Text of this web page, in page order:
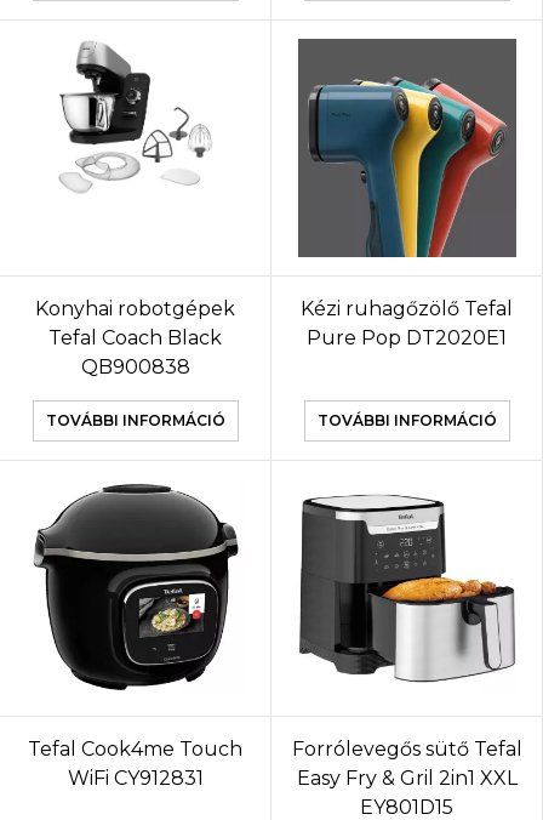
Konyhai robotgépek
Tefal Coach Black
QB900838
TOVÁBBI INFORMÁCIÓ
Kézi ruhagőzölő Tefal
Pure Pop DT2020E1
TOVÁBBI INFORMÁCIÓ
Tefal Cook4me Touch
WiFi CY912831
Forrólevegős sütő Tefal
Easy Fry & Gril 2in1 XXL
EY801D15